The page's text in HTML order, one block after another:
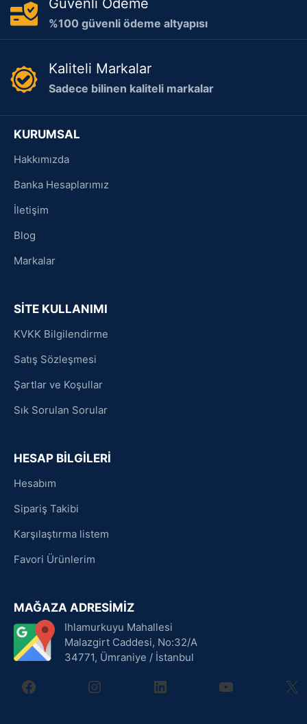
%100 güvenli ödeme altyapısı
Kaliteli Markalar
Sadece bilinen kaliteli markalar
KURUMSAL
Hakkımızda
Banka Hesaplarımız
İletişim
Blog
Markalar
SİTE KULLANIMI
KVKK Bilgilendirme
Satış Sözleşmesi
Şartlar ve Koşullar
Sık Sorulan Sorular
HESAP BİLGİLERİ
Hesabım
Sipariş Takibi
Karşılaştırma listem
Favori Ürünlerim
MAĞAZA ADRESİMİZ
Ihlamurkuyu Mahallesi
Malazgirt Caddesi, No:32/A
34771, Ümraniye / İstanbul
facebookinstagramlinkedin youtube X